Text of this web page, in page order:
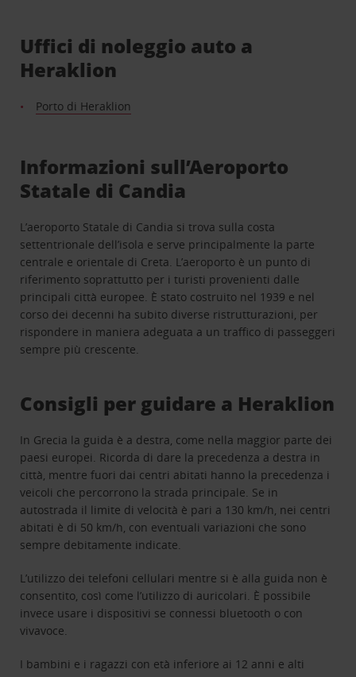
Uffici di noleggio auto a
Heraklion
Porto di Heraklion
Informazioni sull’Aeroporto
Statale di Candia
L’aeroporto Statale di Candia si trova sulla costa
settentrionale dell’isola e serve principalmente la parte
centrale e orientale di Creta. L’aeroporto è un punto di
riferimento soprattutto per i turisti provenienti dalle
principali città europee. È stato costruito nel 1939 e nel
corso dei decenni ha subito diverse ristrutturazioni, per
rispondere in maniera adeguata a un traffico di passeggeri
sempre più crescente.
Consigli per guidare a Heraklion
In Grecia la guida è a destra, come nella maggior parte dei
paesi europei. Ricorda di dare la precedenza a destra in
città, mentre fuori dai centri abitati hanno la precedenza i
veicoli che percorrono la strada principale. Se in
autostrada il limite di velocità è pari a 130 km/h, nei centri
abitati è di 50 km/h, con eventuali variazioni che sono
sempre debitamente indicate.
L’utilizzo dei telefoni cellulari mentre si è alla guida non è
consentito, così come l’utilizzo di auricolari. È possibile
invece usare i dispositivi se connessi bluetooth o con
vivavoce.
I bambini e i ragazzi con età inferiore ai 12 anni e alti